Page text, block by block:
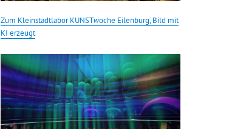
Zum Kleinstadtlabor KUNSTwoche Eilenburg, Bild mit
KI erzeugt